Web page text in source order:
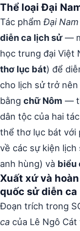
Thể loại Đại
Tác phẩm Đại
diễn ca lịch sử —
học trung đại Việt
thơ lục bát) để
cho lịch sử trở
bằng chữ Nôm —
dân tộc của hai
thể thơ lục bát với
về các sự kiện
anh hùng) và biểu
Xuất xứ và
quốc sử diễn ca
Đoạn trích trong
ca của Lê Ngô